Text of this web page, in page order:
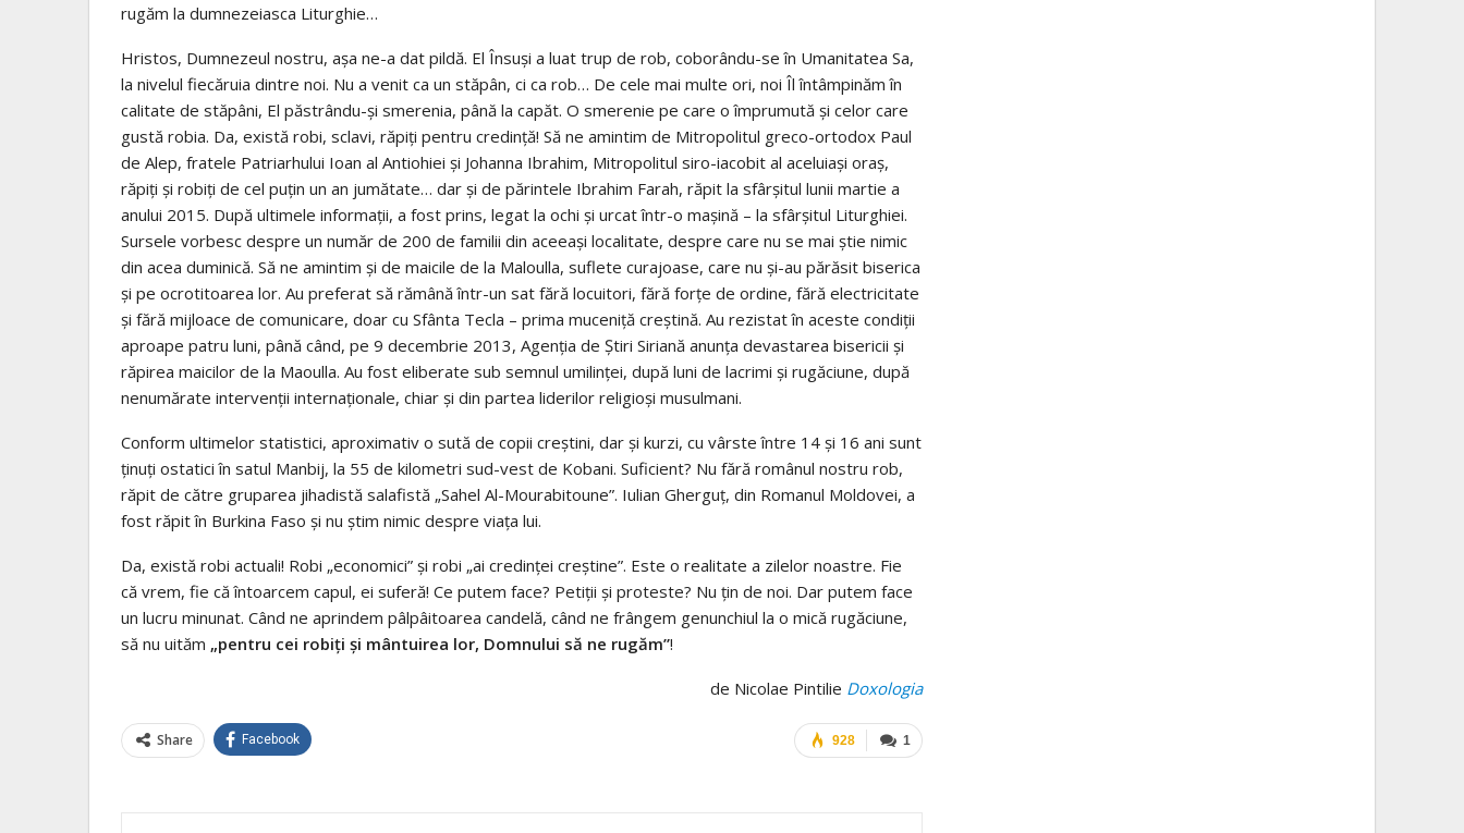
rugăm la dumnezeiasca Liturghie…
Hristos, Dumnezeul nostru, așa ne-a dat pildă. El Însuși a luat trup de rob, coborându-se în Umanitatea Sa,
la nivelul fiecăruia dintre noi. Nu a venit ca un stăpân, ci ca rob… De cele mai multe ori, noi Îl întâmpinăm în
calitate de stăpâni, El păstrându-și smerenia, până la capăt. O smerenie pe care o împrumută și celor care
gustă robia. Da, există robi, sclavi, răpiți pentru credință! Să ne amintim de Mitropolitul greco-ortodox Paul
de Alep, fratele Patriarhului Ioan al Antiohiei şi Johanna Ibrahim, Mitropolitul siro-iacobit al aceluiaşi oraş,
răpiți și robiți de cel puțin un an jumătate… dar și de părintele Ibrahim Farah, răpit la sfârșitul lunii martie a
anului 2015. După ultimele informații, a fost prins, legat la ochi și urcat într-o mașină – la sfârșitul Liturghiei.
Sursele vorbesc despre un număr de 200 de familii din aceeași localitate, despre care nu se mai știe nimic
din acea duminică. Să ne amintim și de maicile de la Maloulla, suflete curajoase, care nu şi-au părăsit biserica
şi pe ocrotitoarea lor. Au preferat să rămână într-un sat fără locuitori, fără forţe de ordine, fără electricitate
şi fără mijloace de comunicare, doar cu Sfânta Tecla – prima muceniţă creştină. Au rezistat în aceste condiţii
aproape patru luni, până când, pe 9 decembrie 2013, Agenţia de Ştiri Siriană anunţa devastarea bisericii şi
răpirea maicilor de la Maoulla. Au fost eliberate sub semnul umilinței, după luni de lacrimi şi rugăciune, după
nenumărate intervenţii internaţionale, chiar şi din partea liderilor religioşi musulmani.
Conform ultimelor statistici, aproximativ o sută de copii creștini, dar și kurzi, cu vârste între 14 și 16 ani sunt
ținuți ostatici în satul Manbij, la 55 de kilometri sud-vest de Kobani. Suficient? Nu fără românul nostru rob,
răpit de către gruparea jihadistă salafistă „Sahel Al-Mourabitoune”. Iulian Gherguţ, din Romanul Moldovei, a
fost răpit în Burkina Faso şi nu știm nimic despre viața lui.
Da, există robi actuali! Robi „economici” și robi „ai credinței creștine”. Este o realitate a zilelor noastre. Fie
că vrem, fie că întoarcem capul, ei suferă! Ce putem face? Petiții și proteste? Nu țin de noi. Dar putem face
un lucru minunat. Când ne aprindem pâlpâitoarea candelă, când ne frângem genunchiul la o mică rugăciune,
să nu uităm „pentru cei robiţi şi mântuirea lor, Domnului să ne rugăm”!
de Nicolae Pintilie Doxologia
1
928
Share Facebook